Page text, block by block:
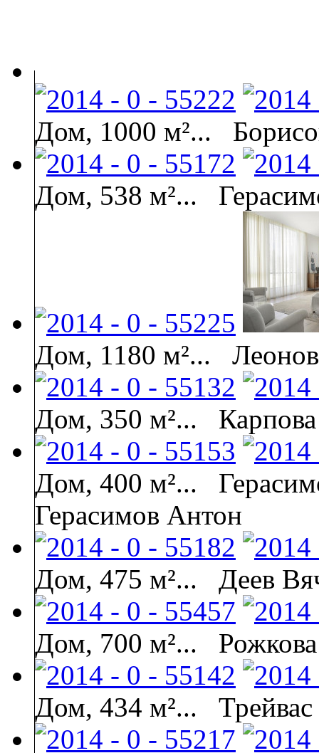
Дом, 1000 м²...
Дом, 538 м²...
Дом, 1180 м²...
Дом, 350 м²...
Дом, 400 м²...
Герасимов Антон
Дом, 475 м²... Деев
Дом, 700 м²...
Дом, 434 м²...